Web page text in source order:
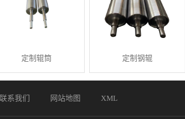
定制辊筒 定制钢辊
联系我们 网站地图 XML